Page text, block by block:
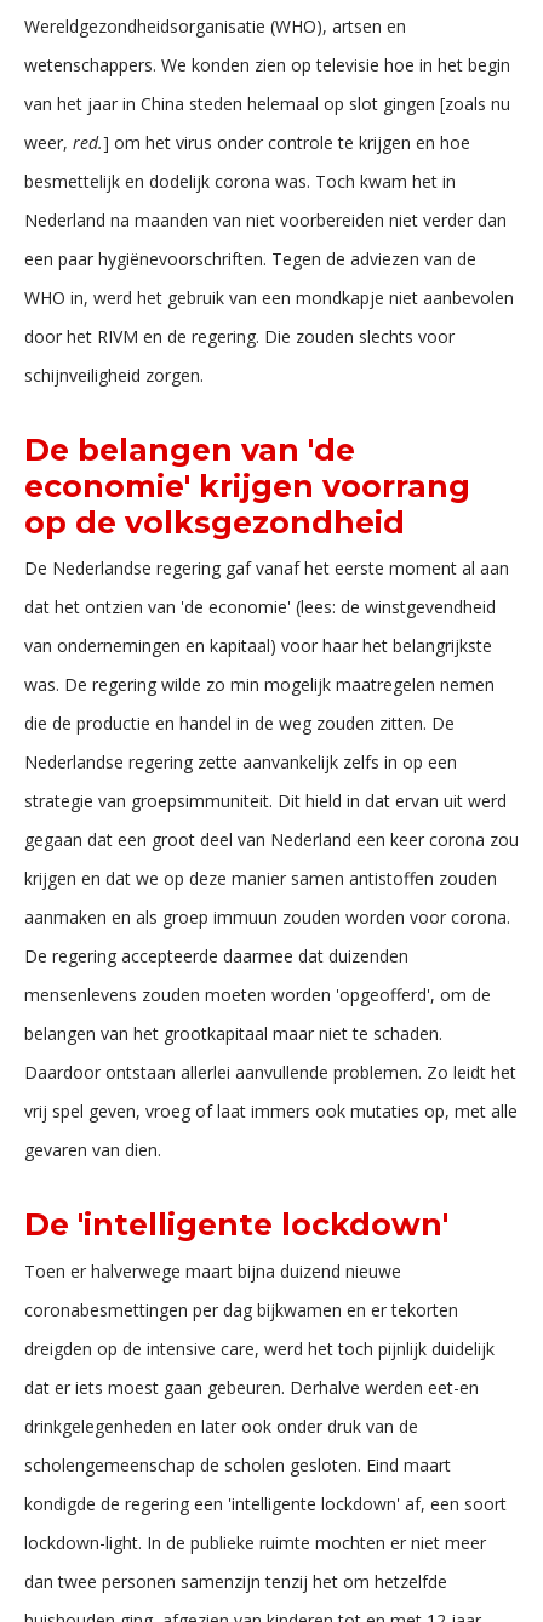
Wereldgezondheidsorganisatie (WHO), artsen en
wetenschappers. We konden zien op televisie hoe in het begin
van het jaar in China steden helemaal op slot gingen [zoals nu
weer, red.] om het virus onder controle te krijgen en hoe
besmettelijk en dodelijk corona was. Toch kwam het in
Nederland na maanden van niet voorbereiden niet verder dan
een paar hygiënevoorschriften. Tegen de adviezen van de
WHO in, werd het gebruik van een mondkapje niet aanbevolen
door het RIVM en de regering. Die zouden slechts voor
schijnveiligheid zorgen.
De belangen van 'de
economie' krijgen voorrang
op de volksgezondheid
De Nederlandse regering gaf vanaf het eerste moment al aan
dat het ontzien van 'de economie' (lees: de winstgevendheid
van ondernemingen en kapitaal) voor haar het belangrijkste
was. De regering wilde zo min mogelijk maatregelen nemen
die de productie en handel in de weg zouden zitten. De
Nederlandse regering zette aanvankelijk zelfs in op een
strategie van groepsimmuniteit. Dit hield in dat ervan uit werd
gegaan dat een groot deel van Nederland een keer corona zou
krijgen en dat we op deze manier samen antistoffen zouden
aanmaken en als groep immuun zouden worden voor corona.
De regering accepteerde daarmee dat duizenden
mensenlevens zouden moeten worden 'opgeofferd', om de
belangen van het grootkapitaal maar niet te schaden.
Daardoor ontstaan allerlei aanvullende problemen. Zo leidt het
vrij spel geven, vroeg of laat immers ook mutaties op, met alle
gevaren van dien.
De 'intelligente lockdown'
Toen er halverwege maart bijna duizend nieuwe
coronabesmettingen per dag bijkwamen en er tekorten
dreigden op de intensive care, werd het toch pijnlijk duidelijk
dat er iets moest gaan gebeuren. Derhalve werden eet-en
drinkgelegenheden en later ook onder druk van de
scholengemeenschap de scholen gesloten. Eind maart
kondigde de regering een 'intelligente lockdown' af, een soort
lockdown-light. In de publieke ruimte mochten er niet meer
dan twee personen samenzijn tenzij het om hetzelfde